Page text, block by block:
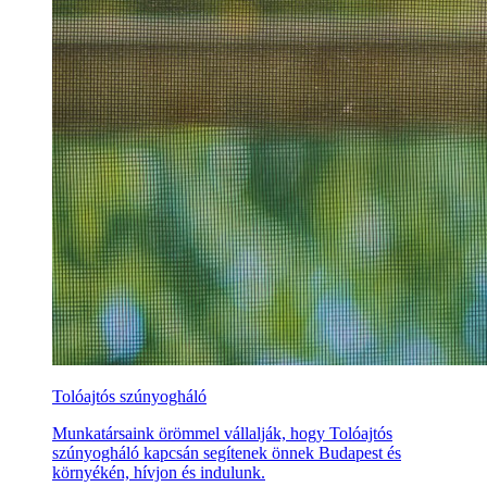
Tolóajtós szúnyogháló
Munkatársaink örömmel vállalják, hogy Tolóajtós
szúnyogháló kapcsán segítenek önnek Budapest és
környékén, hívjon és indulunk.